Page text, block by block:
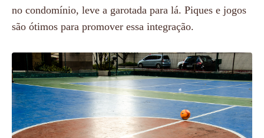
no condomínio, leve a garotada para lá. Piques e jogos
são ótimos para promover essa integração.